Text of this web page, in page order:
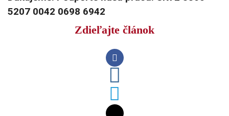
5207 0042 0698 6942
Zdieľajte článok